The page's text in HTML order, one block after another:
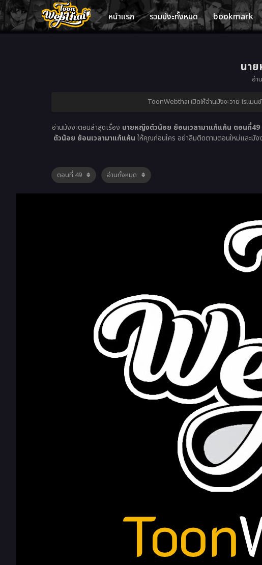
หน้าแรก รวมมังะทั้งหมด bookmark
นา
อ่า
ToonWebthai เปิดให้อ่านมังงะวาย โรแม
อ่านมังงะตอนล่าสุดเรื่อง นายหญิงตัวน้อย ย้อนเวลามาแก้แค้น ตอนที่49
ตัวน้อย ย้อนเวลามาแก้แค้น ให้คุณก่อนใคร อย่าลืมติดตามตอนใหม่และมัง